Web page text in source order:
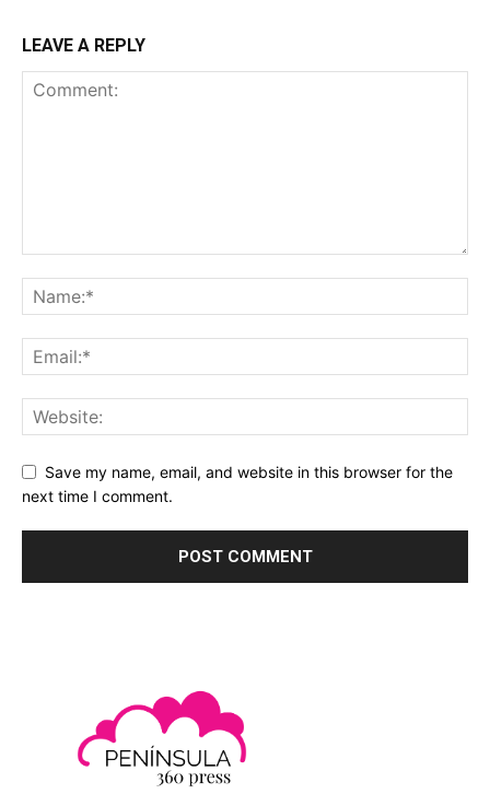
LEAVE A REPLY
Save my name, email, and website in this browser for the
next time I comment.